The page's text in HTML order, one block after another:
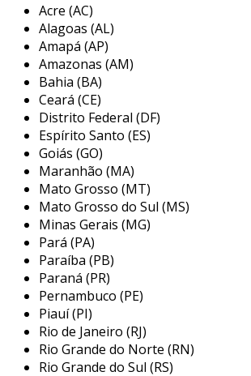
além de sua função principal de
filtros de linha modernos
incluem recursos adicionais, como luzes
indicadoras de funcionamento, fusíveis,
mesmo conexão usb. com o aumento do
eletrônicos em residências e escritórios, a
proteção adequada se tornou
tornando o filtro de linha um item
gestão de energia.
principais aplicações do filtro de
linha
os filtros de linha são utilizados em
situações, desde residências até
corporativos. eles oferecem uma
fundamental para dispositivos
podem ser danificados por flutuações na
tensão elétrica. aqui estão algumas das
principais aplicações:
Acre (AC)
Alagoas (AL)
Amapá (AP)
Amazonas (AM)
Bahia (BA)
Ceará (CE)
Distrito Federal (DF)
Espírito Santo (ES)
Goiás (GO)
Maranhão (MA)
Mato Grosso (MT)
Mato Grosso do Sul (MS)
Minas Gerais (MG)
Pará (PA)
Paraíba (PB)
Paraná (PR)
Pernambuco (PE)
Piauí (PI)
Rio de Janeiro (RJ)
Rio Grande do Norte (RN)
Rio Grande do Sul (RS)